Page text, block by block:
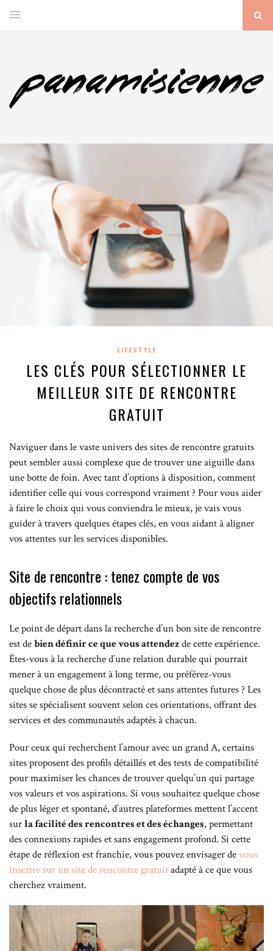
LIFESTYLE
LES CLÉS POUR SÉLECTIONNER LE
MEILLEUR SITE DE RENCONTRE
GRATUIT
Naviguer dans le vaste univers des sites de rencontre gratuits
peut sembler aussi complexe que de trouver une aiguille dans
une botte de foin. Avec tant d’options à disposition, comment
identifier celle qui vous correspond vraiment ? Pour vous aider
à faire le choix qui vous conviendra le mieux, je vais vous
guider à travers quelques étapes clés, en vous aidant à aligner
vos attentes sur les services disponibles.
Site de rencontre : tenez compte de vos
objectifs relationnels
Le point de départ dans la recherche d’un bon site de rencontre
est debien définir ce que vous attendezde cette expérience.
Êtes-vous à la recherche d’une relation durable qui pourrait
mener à un engagement à long terme, ou préférez-vous
quelque chose de plus décontracté et sans attentes futures ? Les
sites se spécialisent souvent selon ces orientations, offrant des
services et des communautés adaptés à chacun.
Pour ceux qui recherchent l’amour avec un grand A, certains
sites proposent des profils détaillés et des tests de compatibilité
pour maximiser les chances de trouver quelqu’un qui partage
vos valeurs et vos aspirations. Si vous souhaitez quelque chose
de plus léger et spontané, d’autres plateformes mettent l’accent
surla facilité des rencontres et des échanges, permettant
des connexions rapides et sans engagement profond. Si cette
étape de réflexion est franchie, vous pouvez envisager devous
inscrire sur un site de rencontre gratuitadapté à ce que vous
cherchez vraiment.